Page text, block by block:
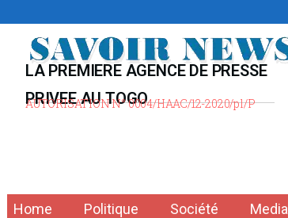
contenu
LA PREMIERE AGENCE DE PRESSE
PRIVEE AU TOGO
AUTORISATION N° 0004/HAAC/12-2020/pl/P
Home Politique Société Media